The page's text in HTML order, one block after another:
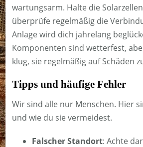
wartungsarm. Halte die
überprüfe regelmäßig die
Anlage wird dich jahrelang
Komponenten sind wetterfest,
klug, sie regelmäßig auf Schäden
Tipps und häufige Fehler
Wir sind alle nur Menschen. Hier
und wie du sie vermeidest.
Falscher Standort: Achte